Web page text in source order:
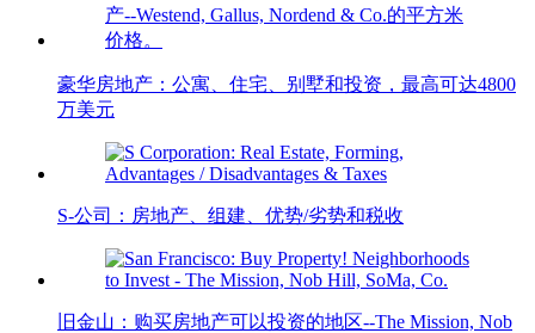
豪华房地产：公寓、住宅、别墅和投资，最高可达4800
万美元
S-公司：房地产、组建、优势/劣势和税收
旧金山：购买房地产可以投资的地区--The Mission, Nob